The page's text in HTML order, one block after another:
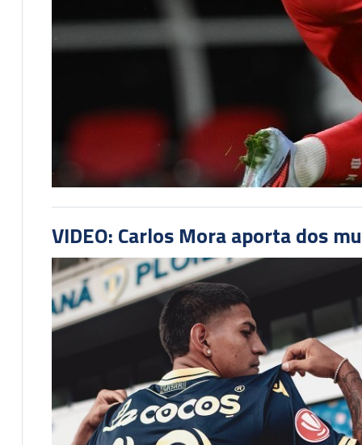
VIDEO: Carlos Mora aporta dos